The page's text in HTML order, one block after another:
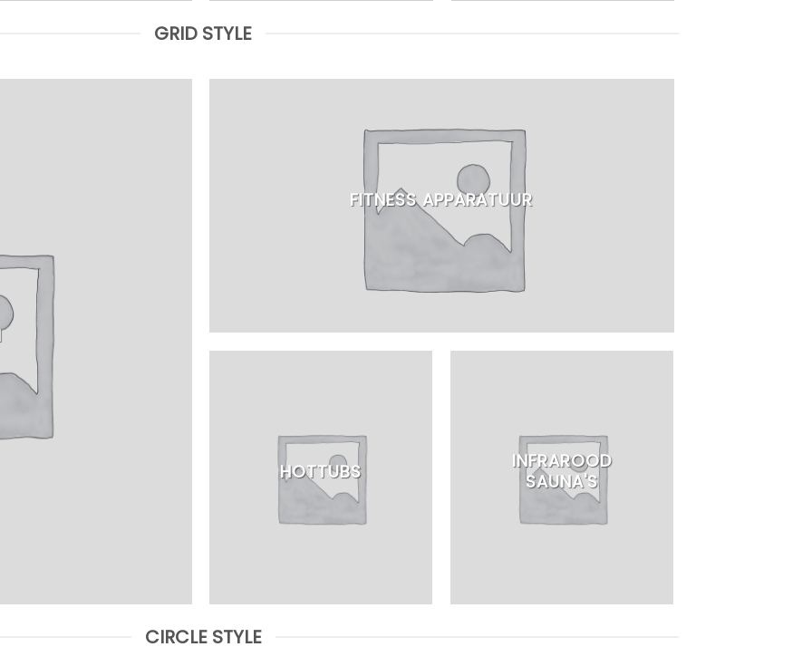
GRID STYLE
FITNESS APPARATUUR
HOTTUBS
INFRAROOD
SAUNA'S
CIRCLE STYLE